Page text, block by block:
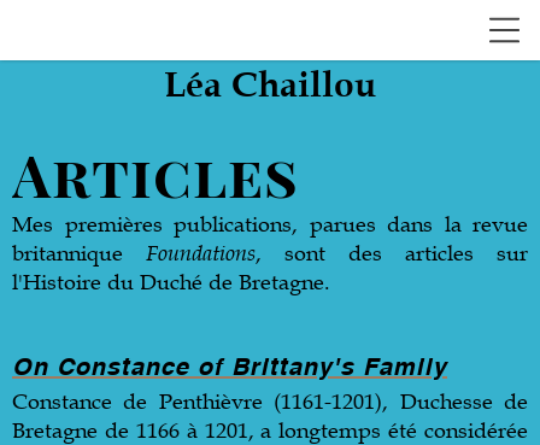
Léa Chaillou
Articles
Mes premières publications, parues dans la revue
britannique Foundations, sont des articles sur
l'Histoire du Duché de Bretagne.
On Constance of Brittany's Family
Constance de Penthièvre (1161-1201), Duchesse de
Bretagne de 1166 à 1201, a longtemps été considérée